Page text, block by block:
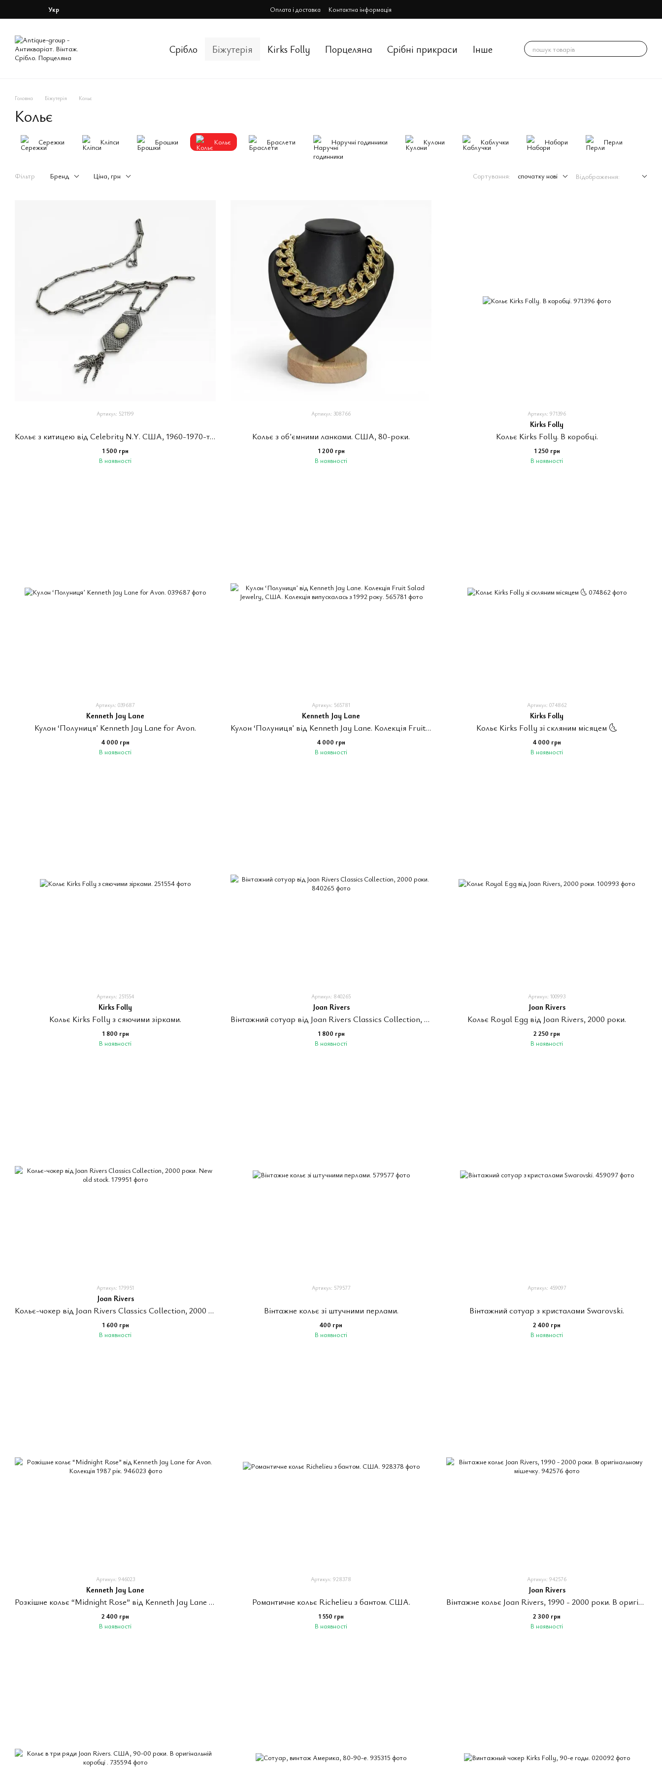
Перейти до основного контенту
Укр Оплата і доставка Контактна інформація
Срібло Біжутерія Kirks Folly Порцеляна Срiбнi прикраси Інше
Головна Біжутерія Кольє
Кольє
Сережки Клiпси Брошки Кольє Браслети Наручнi годинники Кулони Каблучки Набори Перли
Фільтр Бренд Ціна, грн Сортування: спочатку нові Відображення:
Артикул: 521199
Кольє з китицею від Celebrity N.Y. США, 1960-1970-ті роки.
1 500 грн
В наявності
Артикул: 308766
Кольє з обʼємними ланками. США, 80-роки.
1 200 грн
В наявності
Артикул: 971396
Kirks Folly
Кольє Kirks Folly. В коробці.
1 250 грн
В наявності
Артикул: 039687
Kenneth Jay Lane
Кулон ‘Полуницяʼ Kenneth Jay Lane for Avon.
4 000 грн
В наявності
Артикул: 565781
Kenneth Jay Lane
Кулон ‘Полуницяʼ від Kenneth Jay Lane. Колекція Fruit Salad Jewelry, США. Колекція випускалась з 1992 року.
4 000 грн
В наявності
Артикул: 074862
Kirks Folly
Кольє Kirks Folly зі скляним місяцем 🌜
4 000 грн
В наявності
Артикул: 251554
Kirks Folly
Кольє Kirks Folly з сяючими зірками.
1 800 грн
В наявності
Артикул: 840265
Joan Rivers
Вінтажний сотуар від Joan Rivers Classics Collection, 2000 роки.
1 800 грн
В наявності
Артикул: 100993
Joan Rivers
Кольє Royal Egg від Joan Rivers, 2000 роки.
2 250 грн
В наявності
Артикул: 179951
Joan Rivers
Кольє-чокер від Joan Rivers Classics Collection, 2000 роки. New old stock.
1 600 грн
В наявності
Артикул: 579577
Вінтажне кольє зі штучними перлами.
400 грн
В наявності
Артикул: 459097
Вінтажний сотуар з кристалами Swarovski.
2 400 грн
В наявності
Артикул: 946023
Kenneth Jay Lane
Розкішне кольє “Midnight Rose” від Kenneth Jay Lane for Avon. Колекція 1987 рік.
2 400 грн
В наявності
Артикул: 928378
Романтичне кольє Richelieu з бантом. США.
1 550 грн
В наявності
Артикул: 942576
Joan Rivers
Вінтажне кольє Joan Rivers, 1990 - 2000 роки. В оригінальному мішечку.
2 300 грн
В наявності